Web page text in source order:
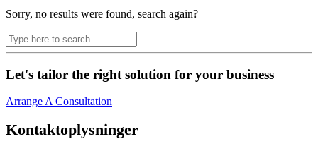
Sorry, no results were found, search again?
Let's tailor the right solution for your business
Arrange A Consultation
Kontaktoplysninger